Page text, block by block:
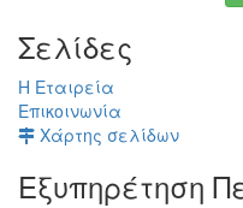
Σελίδες
Η Εταιρεία
Επικοινωνία
Χάρτης σελίδων
Εξυπηρέτηση